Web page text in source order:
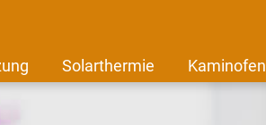
Solarthermie Kaminofen